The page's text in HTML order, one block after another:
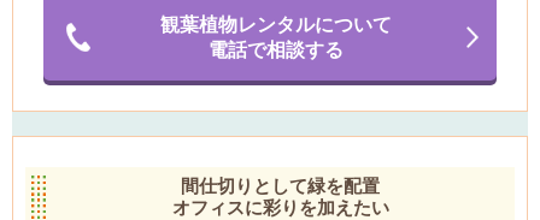
観葉植物レンタルについて
電話で相談する
間仕切りとして緑を配置
オフィスに彩りを加えたい